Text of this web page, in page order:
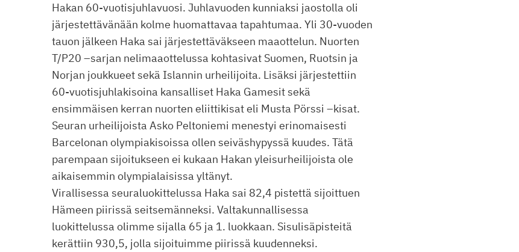
Hakan 60-vuotisjuhlavuosi. Juhlavuoden kunniaksi jaostolla oli
järjestettävänään kolme huomattavaa tapahtumaa. Yli 30-vuoden
tauon jälkeen Haka sai järjestettäväkseen maaottelun. Nuorten
T/P20 –sarjan nelimaaottelussa kohtasivat Suomen, Ruotsin ja
Norjan joukkueet sekä Islannin urheilijoita. Lisäksi järjestettiin
60-vuotisjuhlakisoina kansalliset Haka Gamesit sekä
ensimmäisen kerran nuorten eliittikisat eli Musta Pörssi –kisat.
Seuran urheilijoista Asko Peltoniemi menestyi erinomaisesti
Barcelonan olympiakisoissa ollen seiväshypyssä kuudes. Tätä
parempaan sijoitukseen ei kukaan Hakan yleisurheilijoista ole
aikaisemmin olympialaisissa yltänyt.
Virallisessa seuraluokittelussa Haka sai 82,4 pistettä sijoittuen
Hämeen piirissä seitsemänneksi. Valtakunnallisessa
luokittelussa olimme sijalla 65 ja 1. luokkaan. Sisulisäpisteitä
kerättiin 930,5, jolla sijoituimme piirissä kuudenneksi.